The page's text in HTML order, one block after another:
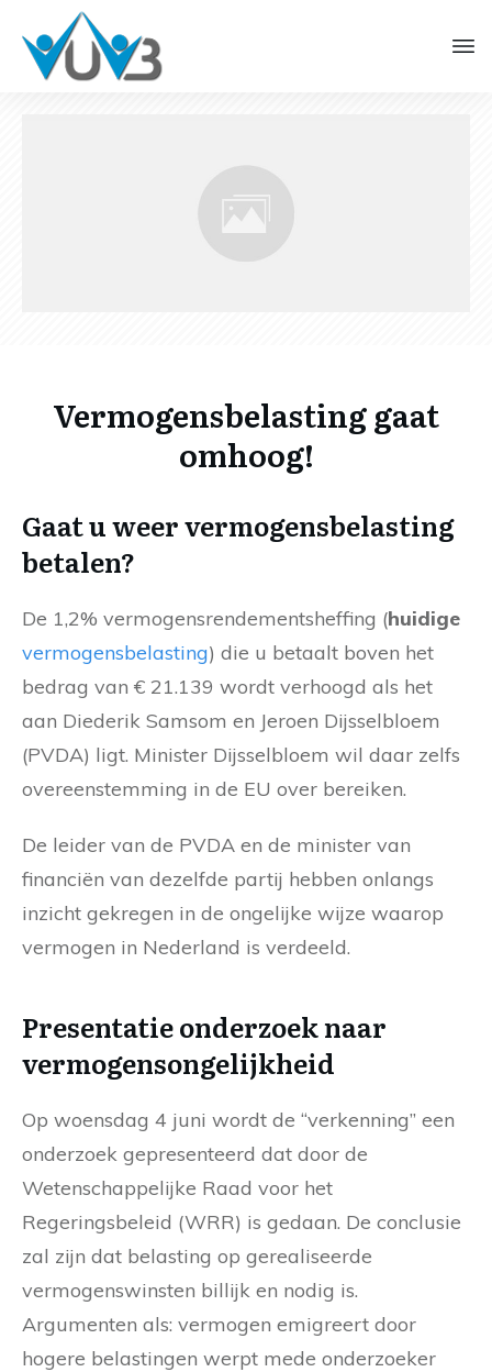
Vermogensbelasting gaat
omhoog!
Gaat u weer vermogensbelasting
betalen?
De 1,2% vermogensrendementsheffing (huidige
vermogensbelasting) die u betaalt boven het
bedrag van € 21.139 wordt verhoogd als het
aan Diederik Samsom en Jeroen Dijsselbloem
(PVDA) ligt. Minister Dijsselbloem wil daar zelfs
overeenstemming in de EU over bereiken.
De leider van de PVDA en de minister van
financiën van dezelfde partij hebben onlangs
inzicht gekregen in de ongelijke wijze waarop
vermogen in Nederland is verdeeld.
Presentatie onderzoek naar
vermogensongelijkheid
Op woensdag 4 juni wordt de “verkenning” een
onderzoek gepresenteerd dat door de
Wetenschappelijke Raad voor het
Regeringsbeleid (WRR) is gedaan. De conclusie
zal zijn dat belasting op gerealiseerde
vermogenswinsten billijk en nodig is.
Argumenten als: vermogen emigreert door
hogere belastingen werpt mede onderzoeker